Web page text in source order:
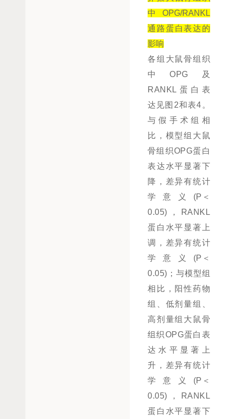
中 OPG/RANKL
通路蛋白表达的
影响
各组大鼠骨组织
中OPG及
RANKL蛋白表
达见图2和表4。
与假手术组相
比，模型组大鼠
骨组织OPG蛋白
表达水平显著下
降，差异有统计
学意义(P＜
0.05)，RANKL
蛋白水平显著上
调，差异有统计
学意义(P＜
0.05)；与模型组
相比，阳性药物
组、低剂量组、
高剂量组大鼠骨
组织OPG蛋白表
达水平显著上
升，差异有统计
学意义(P＜
0.05)，RANKL
蛋白水平显著下